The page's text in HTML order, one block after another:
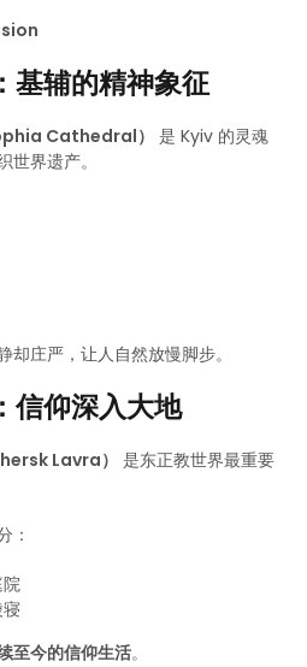
基辅的精神象征
Cathedral） 是 Kyiv 的灵魂
界遗产。
庄严，让人自然放慢脚步。
信仰深入大地
Lavra） 是东正教世界最重要
：
至今的信仰生活。